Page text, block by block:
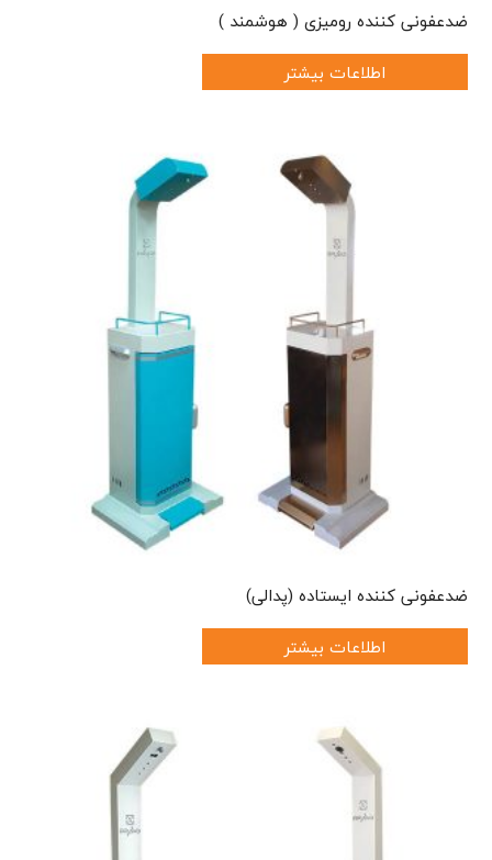
ضدعفونی کننده رومیزی ( هوشمند )
اطلاعات بیشتر
ضدعفونی کننده ایستاده (پدالی)
اطلاعات بیشتر